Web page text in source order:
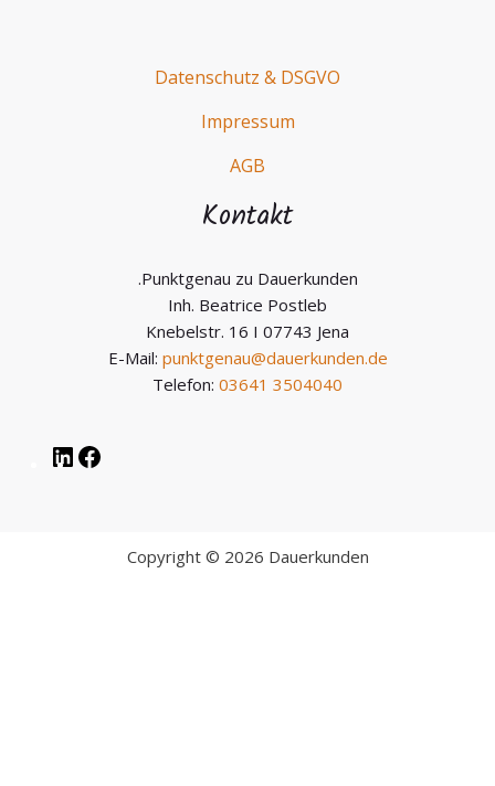
Datenschutz & DSGVO
Impressum
AGB
Kontakt
.Punktgenau zu Dauerkunden
Inh. Beatrice Postleb
Knebelstr. 16 I 07743 Jena
E-Mail: punktgenau@dauerkunden.de
Telefon: 03641 3504040
Copyright © 2026 Dauerkunden